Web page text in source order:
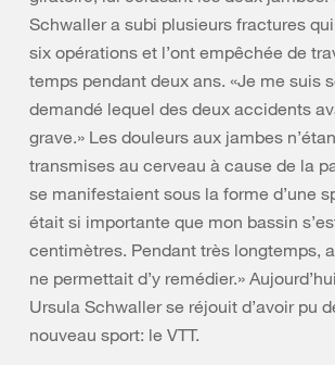
Schwaller a subi plusieurs fractures
six opérations et l’ont empêchée de
temps pendant deux ans. «Je me suis
demandé lequel des deux accidents
grave.» Les douleurs aux jambes
transmises au cerveau à cause de la
se manifestaient sous la forme d’une
était si importante que mon bassin
centimètres. Pendant très longtemps,
ne permettait d’y remédier.»
Ursula Schwaller se réjouit d’avoir pu
nouveau sport: le VTT.